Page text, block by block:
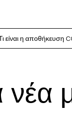
Τι είναι η αποθήκευση
νέα